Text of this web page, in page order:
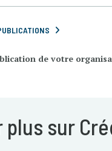
de votre
plus sur